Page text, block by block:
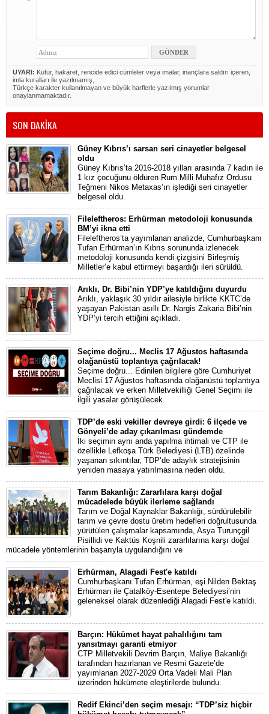
UYARI: Küfür, hakaret, rencide edici cümleler veya imalar, inançlara saldırı içeren,
imla kuralları ile yazılmamış,
Türkçe karakter kullanılmayan ve büyük harflerle yazılmış yorumlar
onaylanmamaktadır.
SON DAKİKA
Güney Kıbrıs’ı sarsan seri cinayetler belgesel
oldu
Güney Kıbrıs’ta 2016-2018 yılları arasında 7 kadın ile
1 kız çocuğunu öldüren Rum Milli Muhafız Ordusu
Teğmeni Nikos Metaxas’ın işlediği seri cinayetler
belgesel oldu.
Fileleftheros: Erhürman metodoloji konusunda
BM’yi ikna etti
Fileleftheros’ta yayımlanan analizde, Cumhurbaşkanı
Tufan Erhürman’ın Kıbrıs sorununda izlenecek
metodoloji konusunda kendi çizgisini Birleşmiş
Milletler’e kabul ettirmeyi başardığı ileri sürüldü.
Arıklı, Dr. Bibi’nin YDP’ye katıldığını duyurdu
Arıklı, yaklaşık 30 yıldır ailesiyle birlikte KKTC’de
yaşayan Pakistan asıllı Dr. Nargis Zakaria Bibi’nin
YDP’yi tercih ettiğini açıkladı.
Seçime doğru... Meclis 17 Ağustos haftasında
olağanüstü toplantıya çağrılacak!
Seçime doğru... Edinilen bilgilere göre Cumhuriyet
Meclisi 17 Ağustos haftasında olağanüstü toplantıya
çağrılacak ve erken Milletvekilliği Genel Seçimi ile
ilgili yasalar görüşülecek.
TDP’de eski vekiller devreye girdi: 6 ilçede ve
Gönyeli’de aday çıkarılması gündemde
İki seçimin aynı anda yapılma ihtimali ve CTP ile
özellikle Lefkoşa Türk Belediyesi (LTB) özelinde
yaşanan sıkıntılar, TDP’de adaylık stratejisinin
yeniden masaya yatırılmasına neden oldu.
Tarım Bakanlığı: Zararlılara karşı doğal
mücadelede büyük ilerleme sağlandı
Tarım ve Doğal Kaynaklar Bakanlığı, sürdürülebilir
tarım ve çevre dostu üretim hedefleri doğrultusunda
yürütülen çalışmalar kapsamında, Asya Turunçgil
Pisillidi ve Kaktüs Koşnili zararlılarına karşı doğal
mücadele yöntemlerinin başarıyla uygulandığını ve
Erhürman, Alagadi Fest'e katıldı
Cumhurbaşkanı Tufan Erhürman, eşi Nilden Bektaş
Erhürman ile Çatalköy-Esentepe Belediyesi’nin
geleneksel olarak düzenlediği Alagadi Fest'e katıldı.
Barçın: Hükümet hayat pahalılığını tam
yansıtmayı garanti etmiyor
CTP Milletvekili Devrim Barçın, Maliye Bakanlığı
tarafından hazırlanan ve Resmi Gazete’de
yayımlanan 2027-2029 Orta Vadeli Mali Plan
üzerinden hükümete eleştirilerde bulundu.
Redif Ekinci’den seçim mesajı: “TDP’siz hiçbir